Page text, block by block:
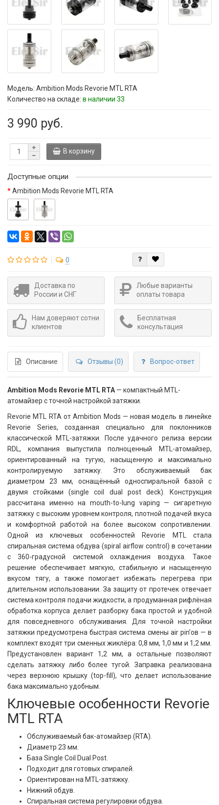
Модель: Ambition Mods Revorie MTL RTA
Количество на складе: в наличии 33
3 990 руб.
В корзину
Доступные опции
Ambition Mods Revorie MTL RTA
0
Доставка по
России и СНГ
Любые варианты
оплаты товара
Нам доверяют сотни
клиентов
Бесплатная
консультация
Описание Отзывы (0) Вопрос-ответ
Ambition Mods Revorie MTL RTA — компактный MTL-
атомайзер с точной настройкой затяжки.
Revorie MTL RTA от Ambition Mods — новая модель в линейке
Revorie Series, созданная специально для поклонников
классической MTL-затяжки. После удачного релиза версии
RDL, компания выпустила полноценный MTL-атомайзер,
ориентированный на тугую, насыщенную и максимально
контролируемую затяжку. Это обслуживаемый бак
диаметром 23 мм, оснащённый односпиральной базой с
двумя стойками (single coil dual post deck). Конструкция
рассчитана именно на mouth-to-lung vaping — сигаретную
затяжку с высоким уровнем контроля, плотной подачей вкуса
и комфортной работой на более высоком сопротивлении.
Одной из ключевых особенностей Revorie MTL стала
спиральная система обдува (spiral airflow control) в сочетании
с 360-градусной системой охлаждения воздуха. Такое
решение обеспечивает мягкую, стабильную и насыщенную
вкусом тягу, а также помогает избежать перегрева при
длительном использовании. За защиту от протечек отвечает
система контроля подачи жидкости, а продуманная рифлёная
обработка корпуса делает разборку бака простой и удобной
для повседневного обслуживания. Для точной настройки
затяжки предусмотрена быстрая система смены air pin’ов — в
комплект входят три сменных жиклёра: 0,8 мм, 1,0 мм и 1,2 мм.
Предустановлен вариант 1,2 мм, а остальные позволяют
сделать затяжку либо более тугой. Заправка реализована
через верхнюю крышку (top-fill), что делает использование
бака максимально удобным.
Ключевые особенности Revorie
MTL RTA
Обслуживаемый бак-атомайзер (RTA).
Диаметр 23 мм.
База Single Coil Dual Post.
Подходит для готовых спиралей.
Ориентирован на MTL-затяжку.
Нижний обдув.
Спиральная система регулировки обдува.